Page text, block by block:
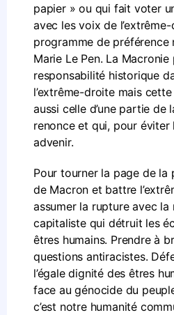
papier » ou qui fait voter
avec les voix de
programme de préférence
Marie Le Pen. La
responsabilité historique
l’extrême-droite mais
aussi celle d’une partie de
renonce et qui, pour éviter
advenir.
Pour tourner la page de la
de Macron et battre
assumer la rupture avec
capitaliste qui détruit les
êtres humains. Prendre à
questions antiracistes.
l’égale dignité des êtres
face au génocide du
c’est notre humanité